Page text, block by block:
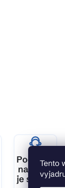
Tento
Podpora,
na ktorú
je spoľah